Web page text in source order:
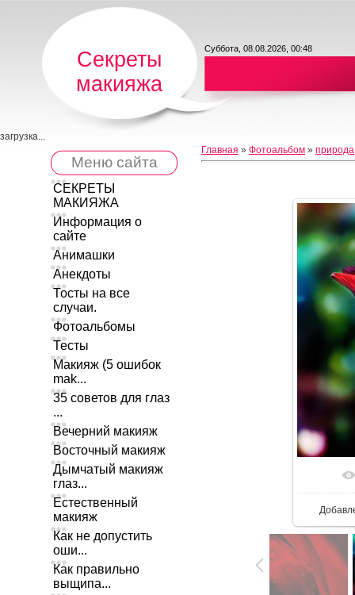
Секреты
макияжа
Суббота, 08.08.2026, 00:48
загрузка...
Меню сайта
СЕКРЕТЫ
МАКИЯЖА
Информация о
сайте
Анимашки
Анекдоты
Тосты на все
случаи.
Фотоальбомы
Тесты
Макияж (5 ошибок
mak...
35 советов для глаз
...
Вечерний макияж
Восточный макияж
Дымчатый макияж
глаз...
Естественный
макияж
Как не допустить
оши...
Как правильно
выщипа...
Главная » Фотоальбом » природа